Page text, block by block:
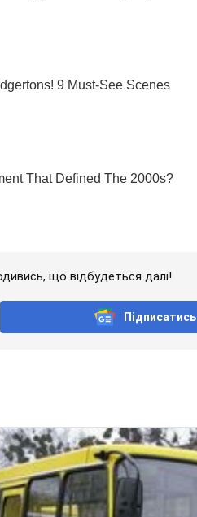
що відбудеться далі!
Підписатись